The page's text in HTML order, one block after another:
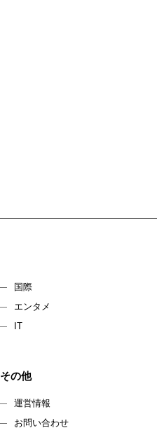
国際
エンタメ
IT
その他
運営情報
お問い合わせ